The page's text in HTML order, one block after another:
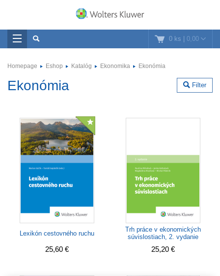
0 ks | 0,00
Homepage Eshop Katalóg Ekonomika Ekonómia
Filter
Ekonómia
Lexikón cestovného ruchu
25,60 €
Trh práce v ekonomických
súvislostiach, 2. vydanie
25,20 €